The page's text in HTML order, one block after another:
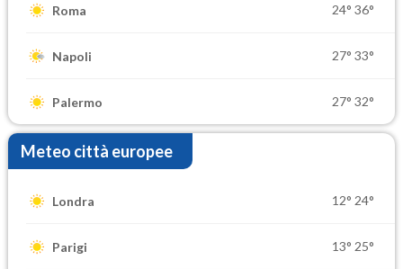
Roma 24° 36°
Napoli 27° 33°
Palermo 27° 32°
Meteo città europee
Londra 12° 24°
Parigi 13° 25°